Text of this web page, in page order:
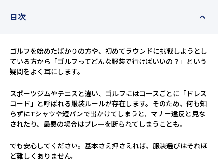
目次
ゴルフを始めたばかりの方や、初めてラウンドに挑戦しようとし
ている方から「ゴルフってどんな服装で行けばいいの？」という
疑問をよく耳にします。
スポーツジムやテニスと違い、ゴルフにはコースごとに「ドレス
コード」と呼ばれる服装ルールが存在します。そのため、何も知
らずにTシャツや短パンで出かけてしまうと、マナー違反と見な
されたり、最悪の場合はプレーを断られてしまうことも。
でも安心してください。基本さえ押さえれば、服装選びはそれほ
ど難しくありません。